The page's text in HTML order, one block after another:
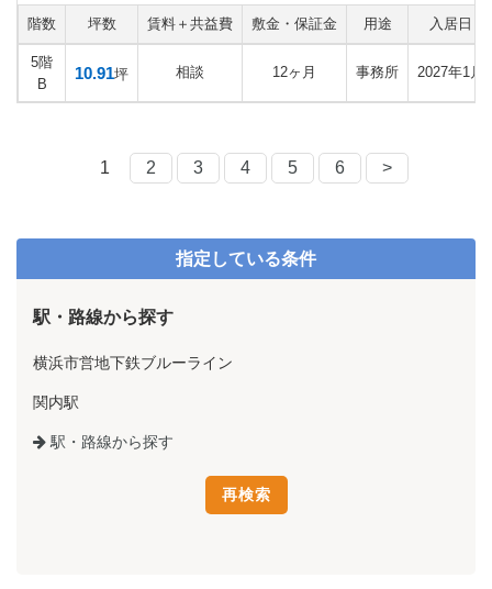
階数 坪数 賃料＋共益費 敷金・保証金 用途 入居日
5階
B
10.91坪 相談 12ヶ月 事務所 2027年1月
1 2 3 4 5 6 >
指定している条件
駅・路線から探す
横浜市営地下鉄ブルーライン
関内駅
駅・路線から探す